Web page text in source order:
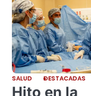
SALUD DESTACADAS
Hito en la